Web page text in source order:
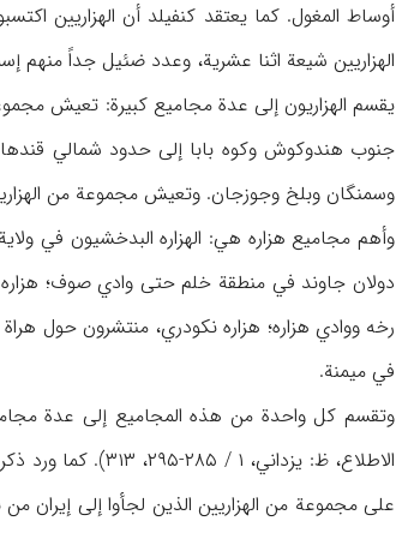
أوساط المغول. كما يعتقد كنفيلد أن الهزاريين
الهزاريين شيعة اثنا عشرية، وعدد ضئيل جداً منهم
يقسم الهزاريون إلى عدة مجاميع كبيرة: تعيش
جنوب هندوكوش وكوه بابا إلى حدود شمالي قندهار
وسمنگان وبلخ وجوزجان. وتعيش مجموعة من
وأهم مجاميع هزاره هي: الهزاره البدخشيون في
دولان جاوند في منطقة خلم حتى وادي صوف؛ هزاره
رخه ووادي هزاره؛ هزاره نكودري، منتشرون حول
في ميمنة.
وتقسم كل واحدة من هذه المجاميع إلى عدة